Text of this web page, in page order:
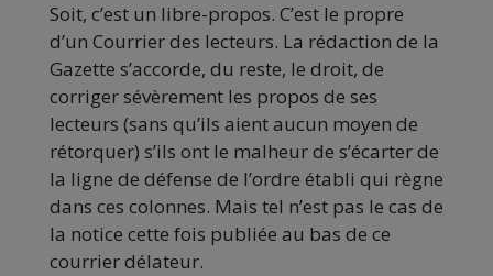
Soit, c’est un libre-propos. C’est le propre
d’un Courrier des lecteurs. La rédaction de la
Gazette s’accorde, du reste, le droit, de
corriger sévèrement les propos de ses
lecteurs (sans qu’ils aient aucun moyen de
rétorquer) s’ils ont le malheur de s’écarter de
la ligne de défense de l’ordre établi qui règne
dans ces colonnes. Mais tel n’est pas le cas de
la notice cette fois publiée au bas de ce
courrier délateur.